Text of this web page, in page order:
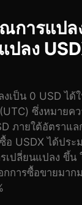
การแป
ปลง
เป็น 0 USD ได้
ซึ่งหมายคว
ภายใต้อัตราแล
อ USDX ได้ปร
เปลี่ยนแปลง ขึ้น
กการซื้อขายมาก